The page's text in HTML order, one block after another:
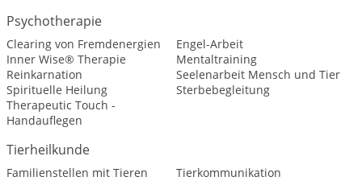
Psychotherapie
Clearing von Fremdenergien
Engel-Arbeit
Inner Wise® Therapie
Mentaltraining
Reinkarnation
Seelenarbeit Mensch und Tier
Spirituelle Heilung
Sterbebegleitung
Therapeutic Touch -
Handauflegen
Tierheilkunde
Familienstellen mit Tieren Tierkommunikation